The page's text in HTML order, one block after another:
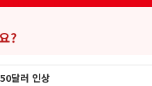
?
50달러 인상